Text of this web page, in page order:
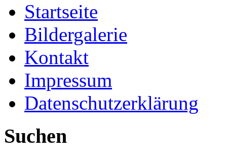
Startseite
Bildergalerie
Kontakt
Impressum
Datenschutzerklärung
Suchen